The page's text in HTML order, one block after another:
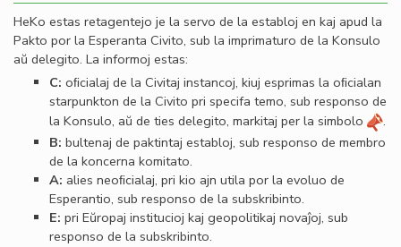
HeKo estas retagentejo je la servo de la establoj en kaj apud la
Pakto por la Esperanta Civito, sub la imprimaturo de la Konsulo
aŭ delegito. La informoj estas:
C: oﬁcialaj de la Civitaj instancoj, kiuj esprimas la oﬁcialan
starpunkton de la Civito pri specifa temo, sub responso de
la Konsulo, aŭ de ties delegito, markitaj per la simbolo
.
B: bultenaj de paktintaj establoj, sub responso de membro
de la koncerna komitato.
A: alies neoﬁcialaj, pri kio ajn utila por la evoluo de
Esperantio, sub responso de la subskribinto.
E: pri Eŭropaj institucioj kaj geopolitikaj novaĵoj, sub
responso de la subskribinto.